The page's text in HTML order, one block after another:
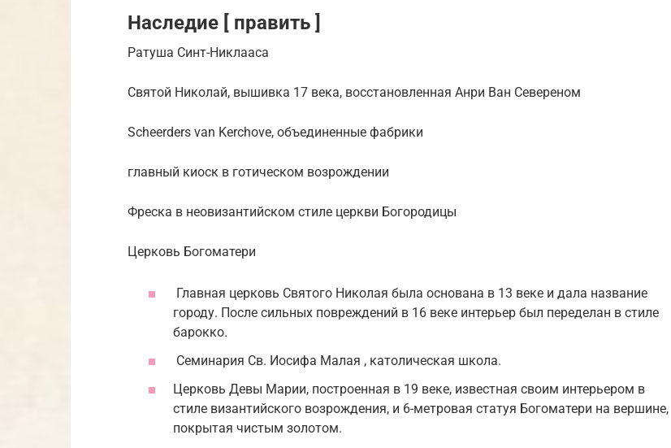
Наследие [ править ]
Ратуша Синт-Никлааса
Святой Николай, вышивка 17 века, восстановленная Анри Ван Севереном
Scheerders van Kerchove, объединенные фабрики
главный киоск в готическом возрождении
Фреска в неовизантийском стиле церкви Богородицы
Церковь Богоматери
Главная церковь Святого Николая была основана в 13 веке и дала название
городу. После сильных повреждений в 16 веке интерьер был переделан в стиле
барокко.
Семинария Св. Иосифа Малая , католическая школа.
Церковь Девы Марии, построенная в 19 веке, известная своим интерьером в
стиле византийского возрождения, и 6-метровая статуя Богоматери на вершине,
покрытая чистым золотом.